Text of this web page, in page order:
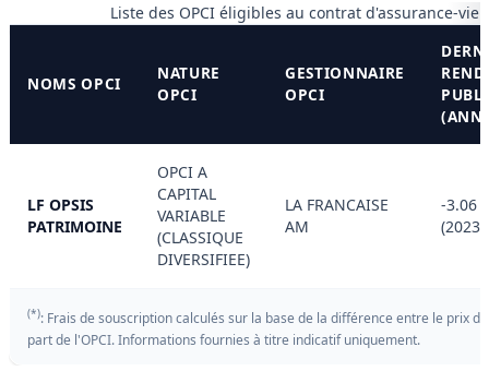
Liste des OPCI éligibles au contrat d'assurance-vie
NOMS OPCI
NATURE
OPCI
GESTIONNAIRE
OPCI
LF OPSIS
PATRIMOINE
OPCI A
CAPITAL
VARIABLE
(CLASSIQUE
DIVERSIFIEE)
LA FRANCAISE
AM
-3.06
(2023)
(*): Frais de souscription calculés sur la base de la différence entre le prix
part de l'OPCI. Informations fournies à titre indicatif uniquement.